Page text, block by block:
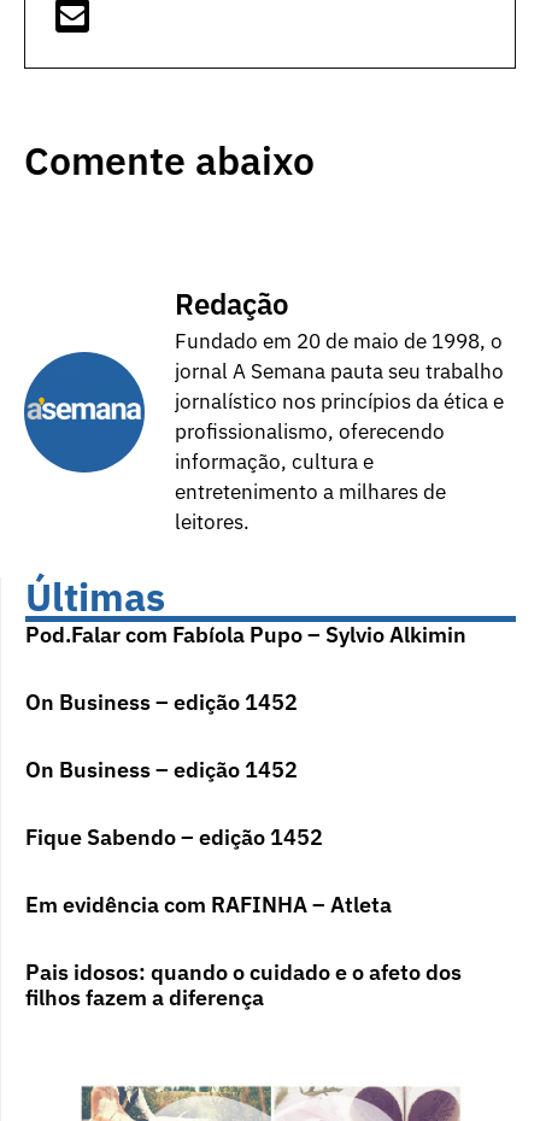
Comente abaixo
Redação
Fundado em 20 de maio de 1998, o
jornal A Semana pauta seu trabalho
jornalístico nos princípios da ética e
profissionalismo, oferecendo
informação, cultura e
entretenimento a milhares de
leitores.
Últimas
Pod.Falar com Fabíola Pupo – Sylvio Alkimin
On Business – edição 1452
On Business – edição 1452
Fique Sabendo – edição 1452
Em evidência com RAFINHA – Atleta
Pais idosos: quando o cuidado e o afeto dos
filhos fazem a diferença